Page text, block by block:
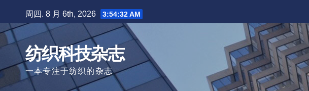
to
content
周四. 8 月 6th, 2026 3:54:33 AM
纺织科技杂志
一本专注于纺织的杂志